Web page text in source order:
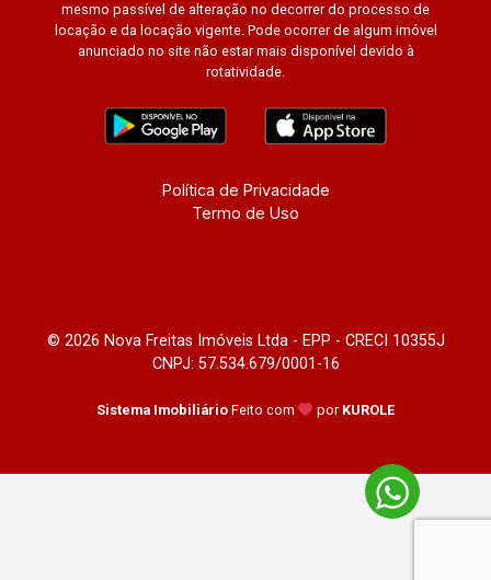
mesmo passível de alteração no decorrer do processo de
locação e da locação vigente. Pode ocorrer de algum imóvel
anunciado no site não estar mais disponível devido à
rotatividade.
Política de Privacidade
Termo de Uso
© 2026 Nova Freitas Imóveis Ltda - EPP - CRECI 10355J
CNPJ: 57.534.679/0001-16
Sistema Imobiliário Feito com por KUROLE